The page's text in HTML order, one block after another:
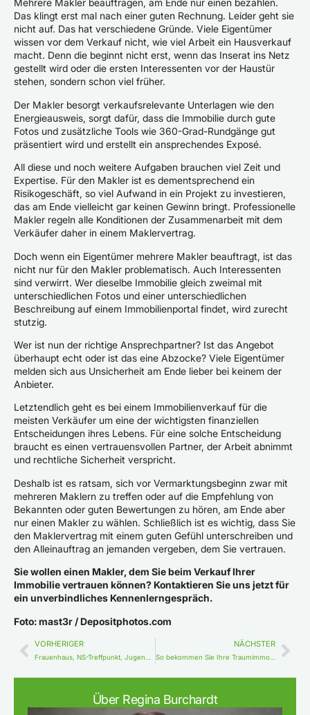
Über Regina Burchardt
Mehrere Makler beauftragen, am Ende nur einen bezahlen.
Das klingt erst mal nach einer guten Rechnung. Leider geht sie
nicht auf. Das hat verschiedene Gründe. Viele Eigentümer
wissen vor dem Verkauf nicht, wie viel Arbeit ein Hausverkauf
macht. Denn die beginnt nicht erst, wenn das Inserat ins Netz
gestellt wird oder die ersten Interessenten vor der Haustür
stehen, sondern schon viel früher.
Der Makler besorgt verkaufsrelevante Unterlagen wie den
Energieausweis, sorgt dafür, dass die Immobilie durch gute
Fotos und zusätzliche Tools wie 360-Grad-Rundgänge gut
präsentiert wird und erstellt ein ansprechendes Exposé.
All diese und noch weitere Aufgaben brauchen viel Zeit und
Expertise. Für den Makler ist es dementsprechend ein
Risikogeschäft, so viel Aufwand in ein Projekt zu investieren,
das am Ende vielleicht gar keinen Gewinn bringt. Professionelle
Makler regeln alle Konditionen der Zusammenarbeit mit dem
Verkäufer daher in einem Maklervertrag.
Doch wenn ein Eigentümer mehrere Makler beauftragt, ist das
nicht nur für den Makler problematisch. Auch Interessenten
sind verwirrt. Wer dieselbe Immobilie gleich zweimal mit
unterschiedlichen Fotos und einer unterschiedlichen
Beschreibung auf einem Immobilienportal findet, wird zurecht
stutzig.
Wer ist nun der richtige Ansprechpartner? Ist das Angebot
überhaupt echt oder ist das eine Abzocke? Viele Eigentümer
melden sich aus Unsicherheit am Ende lieber bei keinem der
Anbieter.
Letztendlich geht es bei einem Immobilienverkauf für die
meisten Verkäufer um eine der wichtigsten finanziellen
Entscheidungen ihres Lebens. Für eine solche Entscheidung
braucht es einen vertrauensvollen Partner, der Arbeit abnimmt
und rechtliche Sicherheit verspricht.
Deshalb ist es ratsam, sich vor Vermarktungsbeginn zwar mit
mehreren Maklern zu treffen oder auf die Empfehlung von
Bekannten oder guten Bewertungen zu hören, am Ende aber
nur einen Makler zu wählen. Schließlich ist es wichtig, dass Sie
den Maklervertrag mit einem guten Gefühl unterschreiben und
den Alleinauftrag an jemanden vergeben, dem Sie vertrauen.
Sie wollen einen Makler, dem Sie beim Verkauf Ihrer
Immobilie vertrauen können? Kontaktieren Sie uns jetzt für
ein unverbindliches Kennenlerngespräch.
Foto: mast3r / Depositphotos.com
VORHERIGER NÄCHSTER
So bekommen Sie Ihre Traumimmobilie trotz hoher Nachfrage